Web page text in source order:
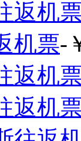
返机
机票-
返机
返机